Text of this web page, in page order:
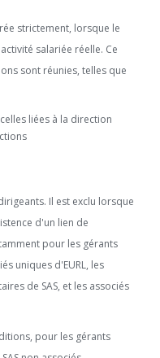
strictement, lorsque le
salariée réelle. Ce
sont réunies, telles que
liées à la direction
Il est exclu lorsque
d'un lien de
pour les gérants
uniques d'EURL, les
de SAS, et les associés
pour les gérants